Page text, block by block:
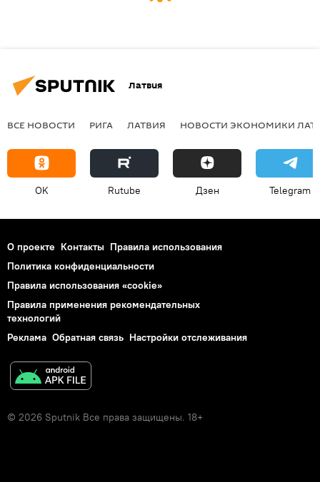
Латвия
ВСЕ НОВОСТИ РИГА ЛАТВИЯ НОВОСТИ ЭКОНОМИКИ
OK Rutube Дзен Telegram
О проекте Контакты Правила использования
Политика конфиденциальности
Правила использования «cookie»
Правила применения рекомендательных
технологий
Реклама Обратная связь Настройки отслеживания
© 2026 Sputnik Все права защищены. 18+